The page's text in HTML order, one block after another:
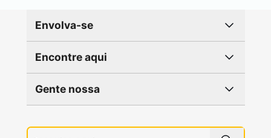
Envolva-se
Encontre aqui
Gente nossa